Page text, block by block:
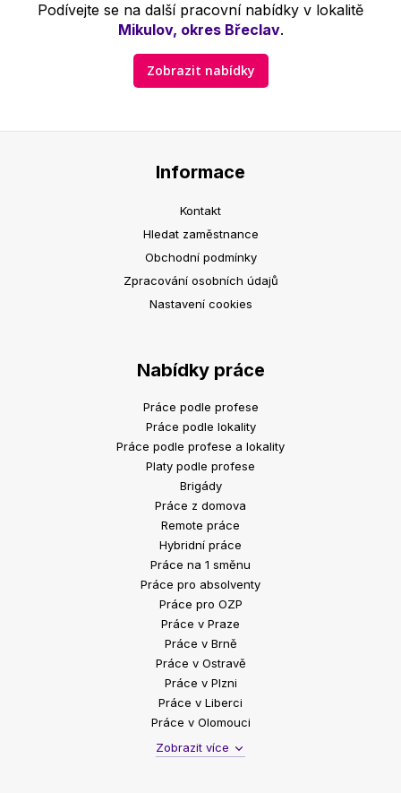
Podívejte se na další pracovní nabídky v lokalitě
Mikulov, okres Břeclav.
Zobrazit nabídky
Informace
Kontakt
Hledat zaměstnance
Obchodní podmínky
Zpracování osobních údajů
Nastavení cookies
Nabídky práce
Práce podle profese
Práce podle lokality
Práce podle profese a lokality
Platy podle profese
Brigády
Práce z domova
Remote práce
Hybridní práce
Práce na 1 směnu
Práce pro absolventy
Práce pro OZP
Práce v Praze
Práce v Brně
Práce v Ostravě
Práce v Plzni
Práce v Liberci
Práce v Olomouci
Zobrazit více